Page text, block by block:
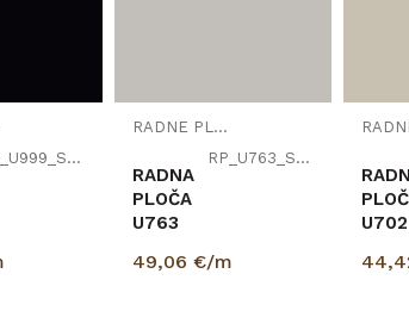
RP_U999_ST78
RADNE PLOČE
RP_U763_ST76
RADNA
PLOČA
U763
PEARL
49,06 €/m
U702